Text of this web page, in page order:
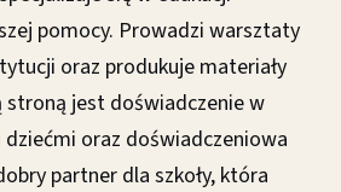
pomocy. Prowadzi warsztaty
oraz produkuje materiały
stroną jest doświadczenie w
dziećmi oraz doświadczeniowa
partner dla szkoły, która